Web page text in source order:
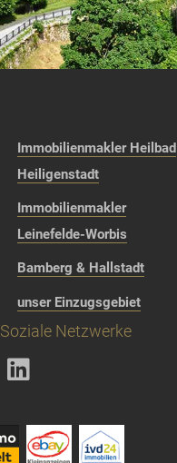
Immobilienmakler Heilbad
Heiligenstadt
Immobilienmakler
Leinefelde-Worbis
Bamberg & Hallstadt
unser Einzugsgebiet
Soziale Netzwerke